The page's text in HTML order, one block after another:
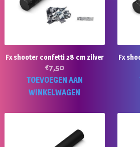
Fx shooter confetti 28 cm zilver
€7,50
TOEVOEGEN AAN
WINKELWAGEN
Fx